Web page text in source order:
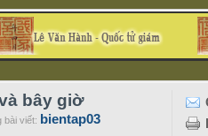
bây giờ
bài viết: bientap03